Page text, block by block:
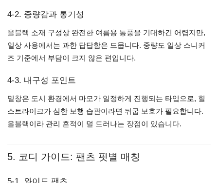
4-2. 중량감과 통기성
올블랙 소재 구성상 완전한 여름용 통풍을 기대하긴 어렵지만,
일상 사용에서는 과한 답답함은 드뭅니다. 중량도 일상 스니커
즈 기준에서 부담이 크지 않은 편입니다.
4-3. 내구성 포인트
밑창은 도시 환경에서 마모가 일정하게 진행되는 타입으로, 힐
스트라이크가 심한 보행 습관이라면 뒤굽 보호가 필요합니다.
올블랙이라 관리 흔적이 덜 드러나는 장점이 있습니다.
5. 코디 가이드: 팬츠 핏별 매칭